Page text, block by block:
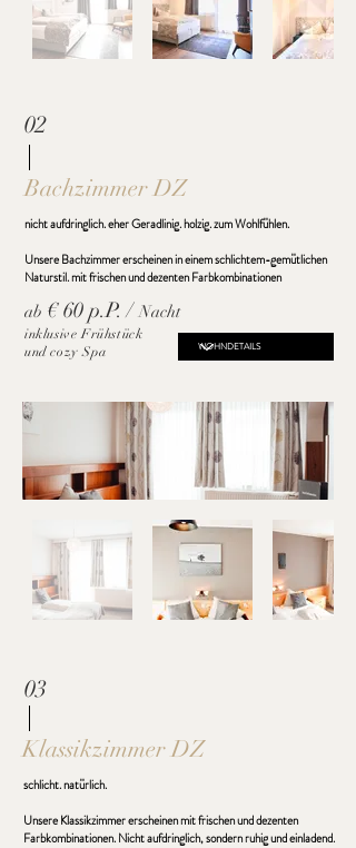
02
Bachzimmer DZ
nicht aufdringlich. eher Geradlinig. holzig. zum Wohlfühlen.
Unsere Bachzimmer erscheinen in einem schlichtem-gemütlichen
Naturstil. mit frischen und dezenten Farbkombinationen
ab € 60 p.P. /Nacht
inklusive Frühstück
und cozy Spa
03
Klassikzimmer DZ
schlicht. natürlich.
Unsere Klassikzimmer erscheinen mit frischen und dezenten
Farbkombinationen. Nicht aufdringlich, sondern ruhig und einladend.